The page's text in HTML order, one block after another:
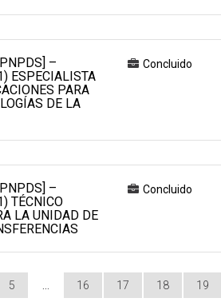
–
ESPECIALISTA
PARA
DE LA
Concluido
–
TÉCNICO
LA UNIDAD DE
Concluido
5 16 17 18 19